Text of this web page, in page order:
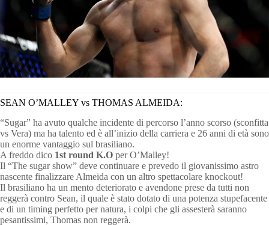
SEAN O’MALLEY vs THOMAS ALMEIDA:
“Sugar” ha avuto qualche incidente di percorso l’anno scorso (sconfitta
vs Vera) ma ha talento ed è all’inizio della carriera e 26 anni di età sono
un enorme vantaggio sul brasiliano.
A freddo dico 1st round K.O per O’Malley!
Il “The sugar show” deve continuare e prevedo il giovanissimo astro
nascente finalizzare Almeida con un altro spettacolare knockout!
Il brasiliano ha un mento deteriorato e avendone prese da tutti non
reggerà contro Sean, il quale è stato dotato di una potenza stupefacente
e di un timing perfetto per natura, i colpi che gli assesterà saranno
pesantissimi, Thomas non reggerà.